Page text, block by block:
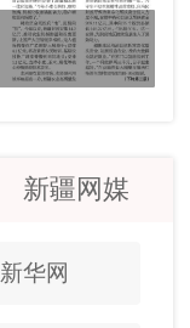
新疆网媒
新华网